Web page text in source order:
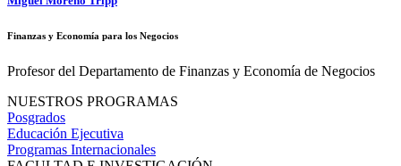
Finanzas y Economía para los Negocios
Profesor del Departamento de Finanzas y Economía de Negocios
NUESTROS PROGRAMAS
Posgrados
Educación Ejecutiva
Programas Internacionales